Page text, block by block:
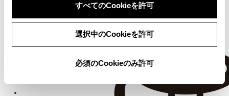
すべてのCookieを許可
選択中のCookieを許可
必須のCookieのみ許可